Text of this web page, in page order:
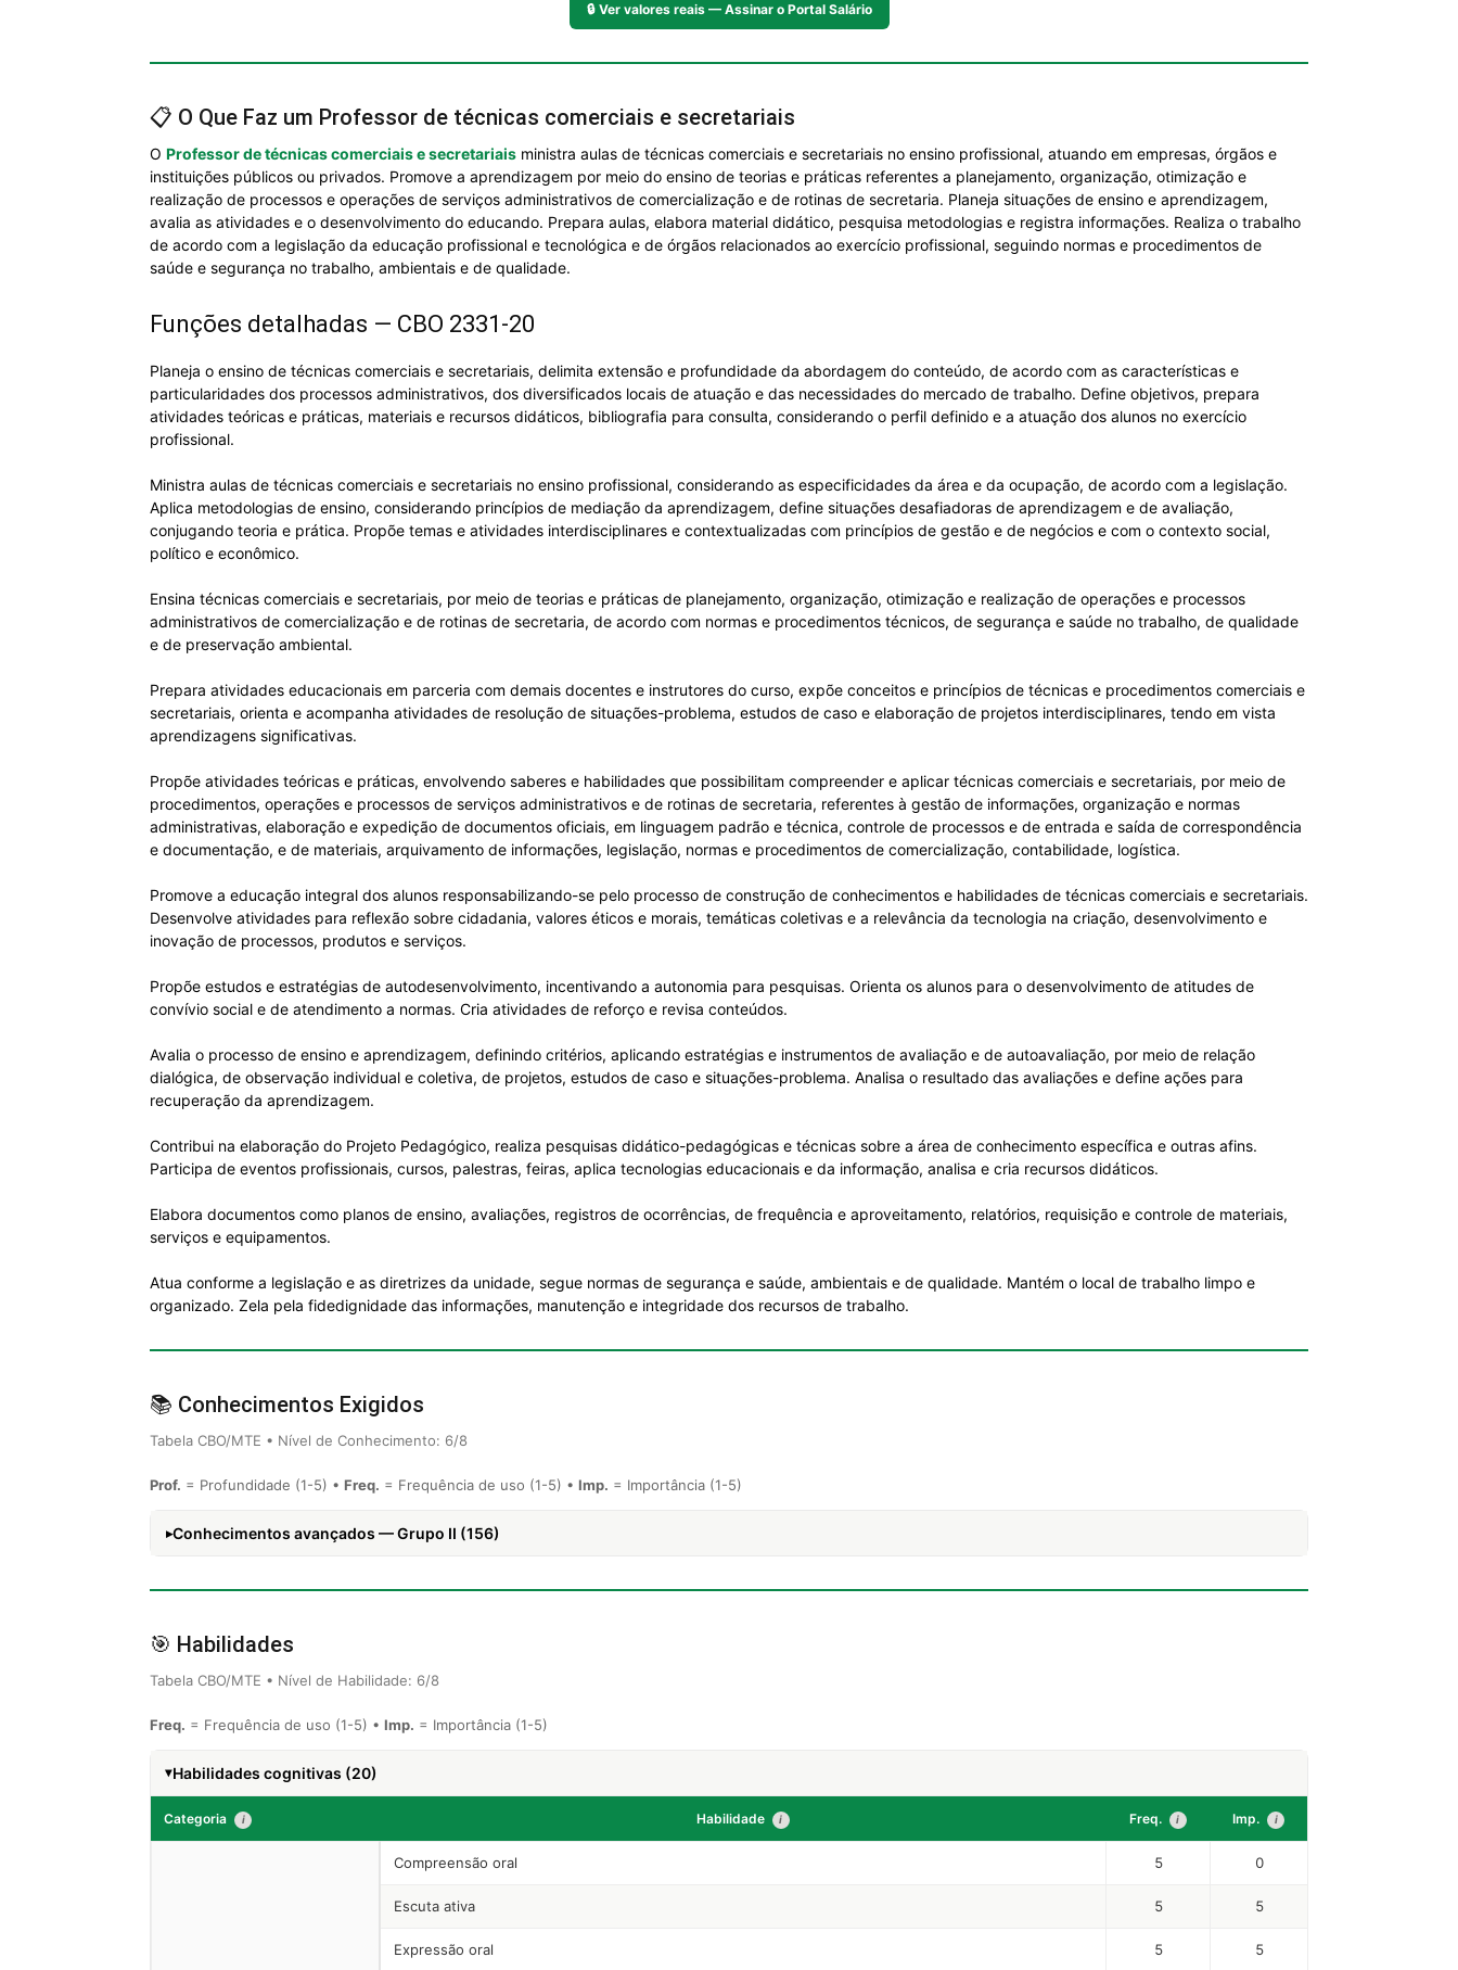
🔒 Ver valores reais — Assinar o Portal Salário
📋 O Que Faz um Professor de técnicas comerciais e secretariais
O Professor de técnicas comerciais e secretariais ministra aulas de técnicas comerciais e secretariais no ensino profissional, atuando em empresas, órgãos e
instituições públicos ou privados. Promove a aprendizagem por meio do ensino de teorias e práticas referentes a planejamento, organização, otimização e
realização de processos e operações de serviços administrativos de comercialização e de rotinas de secretaria. Planeja situações de ensino e aprendizagem,
avalia as atividades e o desenvolvimento do educando. Prepara aulas, elabora material didático, pesquisa metodologias e registra informações. Realiza o trabalho
de acordo com a legislação da educação profissional e tecnológica e de órgãos relacionados ao exercício profissional, seguindo normas e procedimentos de
saúde e segurança no trabalho, ambientais e de qualidade.
Funções detalhadas — CBO 2331-20
Planeja o ensino de técnicas comerciais e secretariais, delimita extensão e profundidade da abordagem do conteúdo, de acordo com as características e
particularidades dos processos administrativos, dos diversificados locais de atuação e das necessidades do mercado de trabalho. Define objetivos, prepara
atividades teóricas e práticas, materiais e recursos didáticos, bibliografia para consulta, considerando o perfil definido e a atuação dos alunos no exercício
profissional.
Ministra aulas de técnicas comerciais e secretariais no ensino profissional, considerando as especificidades da área e da ocupação, de acordo com a legislação.
Aplica metodologias de ensino, considerando princípios de mediação da aprendizagem, define situações desafiadoras de aprendizagem e de avaliação,
conjugando teoria e prática. Propõe temas e atividades interdisciplinares e contextualizadas com princípios de gestão e de negócios e com o contexto social,
político e econômico.
Ensina técnicas comerciais e secretariais, por meio de teorias e práticas de planejamento, organização, otimização e realização de operações e processos
administrativos de comercialização e de rotinas de secretaria, de acordo com normas e procedimentos técnicos, de segurança e saúde no trabalho, de qualidade
e de preservação ambiental.
Prepara atividades educacionais em parceria com demais docentes e instrutores do curso, expõe conceitos e princípios de técnicas e procedimentos comerciais e
secretariais, orienta e acompanha atividades de resolução de situações-problema, estudos de caso e elaboração de projetos interdisciplinares, tendo em vista
aprendizagens significativas.
Propõe atividades teóricas e práticas, envolvendo saberes e habilidades que possibilitam compreender e aplicar técnicas comerciais e secretariais, por meio de
procedimentos, operações e processos de serviços administrativos e de rotinas de secretaria, referentes à gestão de informações, organização e normas
administrativas, elaboração e expedição de documentos oficiais, em linguagem padrão e técnica, controle de processos e de entrada e saída de correspondência
e documentação, e de materiais, arquivamento de informações, legislação, normas e procedimentos de comercialização, contabilidade, logística.
Promove a educação integral dos alunos responsabilizando-se pelo processo de construção de conhecimentos e habilidades de técnicas comerciais e secretariais.
Desenvolve atividades para reflexão sobre cidadania, valores éticos e morais, temáticas coletivas e a relevância da tecnologia na criação, desenvolvimento e
inovação de processos, produtos e serviços.
Propõe estudos e estratégias de autodesenvolvimento, incentivando a autonomia para pesquisas. Orienta os alunos para o desenvolvimento de atitudes de
convívio social e de atendimento a normas. Cria atividades de reforço e revisa conteúdos.
Avalia o processo de ensino e aprendizagem, definindo critérios, aplicando estratégias e instrumentos de avaliação e de autoavaliação, por meio de relação
dialógica, de observação individual e coletiva, de projetos, estudos de caso e situações-problema. Analisa o resultado das avaliações e define ações para
recuperação da aprendizagem.
Contribui na elaboração do Projeto Pedagógico, realiza pesquisas didático-pedagógicas e técnicas sobre a área de conhecimento específica e outras afins.
Participa de eventos profissionais, cursos, palestras, feiras, aplica tecnologias educacionais e da informação, analisa e cria recursos didáticos.
Elabora documentos como planos de ensino, avaliações, registros de ocorrências, de frequência e aproveitamento, relatórios, requisição e controle de materiais,
serviços e equipamentos.
Atua conforme a legislação e as diretrizes da unidade, segue normas de segurança e saúde, ambientais e de qualidade. Mantém o local de trabalho limpo e
organizado. Zela pela fidedignidade das informações, manutenção e integridade dos recursos de trabalho.
📚 Conhecimentos Exigidos
Tabela CBO/MTE • Nível de Conhecimento: 6/8
Prof. = Profundidade (1-5) • Freq. = Frequência de uso (1-5) • Imp. = Importância (1-5)
Conhecimentos avançados — Grupo II (156)
🎯 Habilidades
Tabela CBO/MTE • Nível de Habilidade: 6/8
Freq. = Frequência de uso (1-5) • Imp. = Importância (1-5)
Habilidades cognitivas (20)
Categoria i Habilidade i Freq. i Imp. i
Compreensão oral 5 0
Escuta ativa 5 5
Expressão oral 5 5